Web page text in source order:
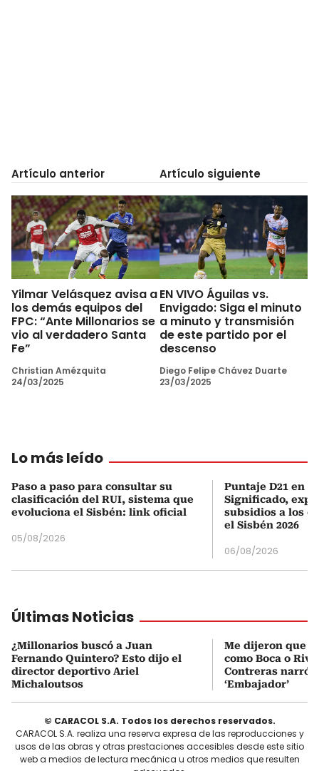
Artículo anterior
Yilmar Velásquez avisa a
los demás equipos del
FPC: “Ante Millonarios se
vio al verdadero Santa
Fe”
Christian Amézquita
24/03/2025
Artículo siguiente
EN VIVO Águilas vs.
Envigado: Siga el minuto
a minuto y transmisión
de este partido por el
descenso
Diego Felipe Chávez Duarte
23/03/2025
Lo más leído
Paso a paso para consultar su
clasificación del RUI, sistema que
evoluciona el Sisbén: link oficial
05/08/2026
Puntaje D21 en
Significado,
subsidios a los
el Sisbén 2026
06/08/2026
Últimas Noticias
¿Millonarios buscó a Juan
Fernando Quintero? Esto dijo el
director deportivo Ariel
Michaloutsos
Me dijeron que
como Boca o
Contreras narró
‘Embajador’
© CARACOL S.A. Todos los derechos reservados.
CARACOL S.A. realiza una reserva expresa de las reproducciones y
usos de las obras y otras prestaciones accesibles desde este sitio
web a medios de lectura mecánica u otros medios que resulten